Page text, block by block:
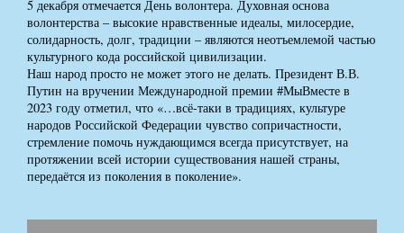
5 декабря отмечается День волонтера. Духовная основа
волонтерства – высокие нравственные идеалы, милосердие,
солидарность, долг, традиции – являются неотъемлемой частью
культурного кода российской цивилизации.
Наш народ просто не может этого не делать. Президент В.В.
Путин на вручении Международной премии #МыВместе в
2023 году отметил, что «…всё-таки в традициях, культуре
народов Российской Федерации чувство сопричастности,
стремление помочь нуждающимся всегда присутствует, на
протяжении всей истории существования нашей страны,
передаётся из поколения в поколение».